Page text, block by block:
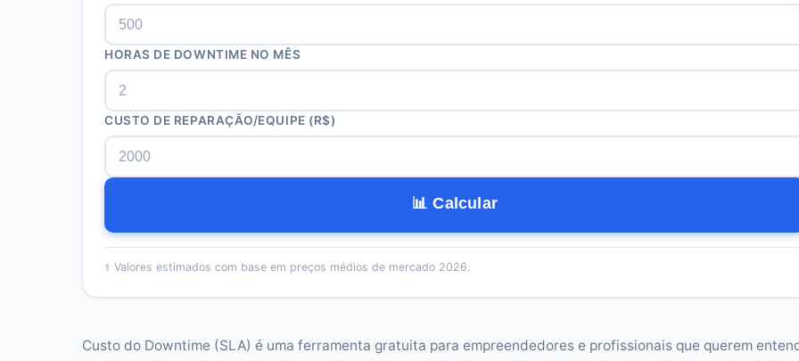
HORAS DE DOWNTIME NO MÊS
CUSTO DE REPARAÇÃO/EQUIPE (R$)
📊 Calcular
⚕️ Valores estimados com base em preços médios de mercado 2026.
Custo do Downtime (SLA) é uma ferramenta gratuita para empreendedores e profissionais que querem